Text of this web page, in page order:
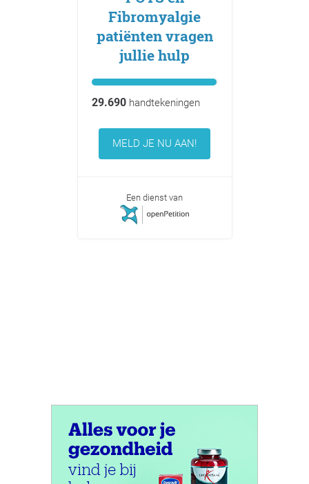
Fibromyalgie
patiënten vragen
jullie hulp
29.690handtekeningen
MELD JE NU AAN!
Een dienst van